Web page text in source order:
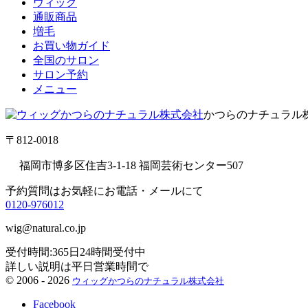
通販商品
増毛
お買い物ガイド
全国のサロン
サロン予約
メニュー
かつらのナチュラル
〒812-0018
福岡市博多区住吉3-1-18 福岡芸術センター507
予約質問はお気軽にお電話・メールにて
0120-976012
wig@natural.co.jp
受付時間:365日24時間受付中
詳しい説明は平日営業時間で
© 2006 - 2026 ウィッグかつらのナチュラル株式会社
Facebook